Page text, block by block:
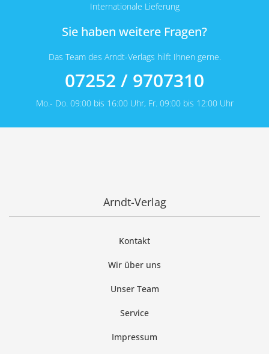
Internationale Lieferung
Sie haben weitere Fragen?
Das Team des Arndt-Verlags hilft Ihnen gerne.
07252 / 9707310
Mo.- Do. 09:00 bis 16:00 Uhr, Fr. 09:00 bis 12:00 Uhr
Arndt-Verlag
Kontakt
Wir über uns
Unser Team
Service
Impressum